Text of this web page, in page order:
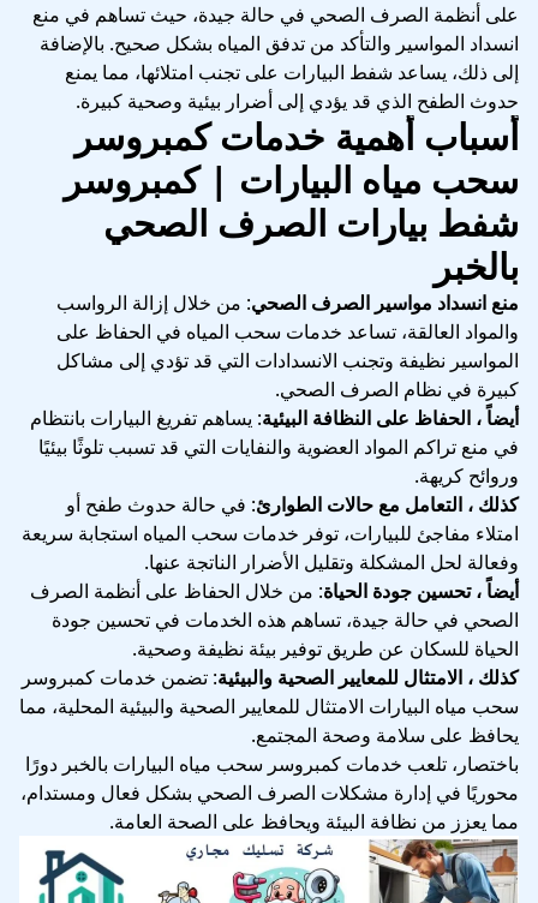
على أنظمة الصرف الصحي في حالة جيدة، حيث تساهم في منع
انسداد المواسير والتأكد من تدفق المياه بشكل صحيح. بالإضافة
إلى ذلك، يساعد شفط البيارات على تجنب امتلائها، مما يمنع
حدوث الطفح الذي قد يؤدي إلى أضرار بيئية وصحية كبيرة.
أسباب أهمية خدمات كمبروسر
سحب مياه البيارات | كمبروسر
شفط بيارات الصرف الصحي
بالخبر
منع انسداد مواسير الصرف الصحي: من خلال إزالة الرواسب
والمواد العالقة، تساعد خدمات سحب المياه في الحفاظ على
المواسير نظيفة وتجنب الانسدادات التي قد تؤدي إلى مشاكل
كبيرة في نظام الصرف الصحي.
أيضاً ، الحفاظ على النظافة البيئية: يساهم تفريغ البيارات بانتظام
في منع تراكم المواد العضوية والنفايات التي قد تسبب تلوثًا بيئيًا
وروائح كريهة.
كذلك ، التعامل مع حالات الطوارئ: في حالة حدوث طفح أو
امتلاء مفاجئ للبيارات، توفر خدمات سحب المياه استجابة سريعة
وفعالة لحل المشكلة وتقليل الأضرار الناتجة عنها.
أيضاً ، تحسين جودة الحياة: من خلال الحفاظ على أنظمة الصرف
الصحي في حالة جيدة، تساهم هذه الخدمات في تحسين جودة
الحياة للسكان عن طريق توفير بيئة نظيفة وصحية.
كذلك ، الامتثال للمعايير الصحية والبيئية: تضمن خدمات كمبروسر
سحب مياه البيارات الامتثال للمعايير الصحية والبيئية المحلية، مما
يحافظ على سلامة وصحة المجتمع.
باختصار، تلعب خدمات كمبروسر سحب مياه البيارات بالخبر دورًا
محوريًا في إدارة مشكلات الصرف الصحي بشكل فعال ومستدام،
مما يعزز من نظافة البيئة ويحافظ على الصحة العامة.